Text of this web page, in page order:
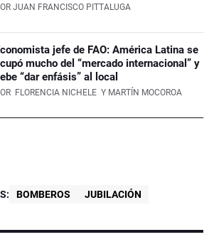
JUAN FRANCISCO PITTALUGA
jefe de FAO: América Latina se
mucho del “mercado internacional” y
“dar enfásis” al local
FLORENCIA NICHELE Y MARTÍN MOCOROA
BOMBEROS JUBILACIÓN